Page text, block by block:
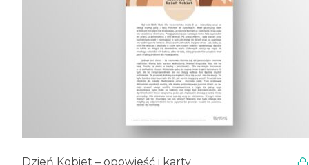
Dzień Kobiet – opowieść i karty